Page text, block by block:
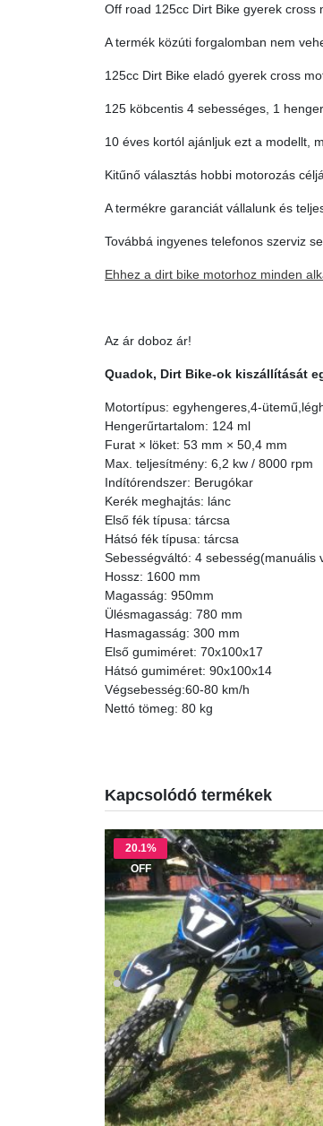
Off road 125cc Dirt Bike gyerek cross
A termék közúti forgalomban nem
125cc Dirt Bike eladó gyerek cross
125 köbcentis 4 sebességes, 1
10 éves kortól ajánljuk ezt a modellt,
Kitűnő választás hobbi motorozás
A termékre garanciát vállalunk és
Továbbá ingyenes telefonos szerviz
Ehhez a dirt bike motorhoz minden
Az ár doboz ár!
Quadok, Dirt Bike-ok kiszállítását
Motortípus: egyhengeres,4-
Hengerűrtartalom: 124 ml
Furat × löket: 53 mm × 50,4 mm
Max. teljesítmény: 6,2 kw / 8000 rpm
Indítórendszer: Berugókar
Kerék meghajtás: lánc
Első fék típusa: tárcsa
Hátsó fék típusa: tárcsa
Sebességváltó: 4 sebesség(manuális
Hossz: 1600 mm
Magasság: 950mm
Ülésmagasság: 780 mm
Hasmagasság: 300 mm
Első gumiméret: 70x100x17
Hátsó gumiméret: 90x100x14
Végsebesség:60-80 km/h
Nettó tömeg: 80 kg
Kapcsolódó termékek
20.1%
OFF